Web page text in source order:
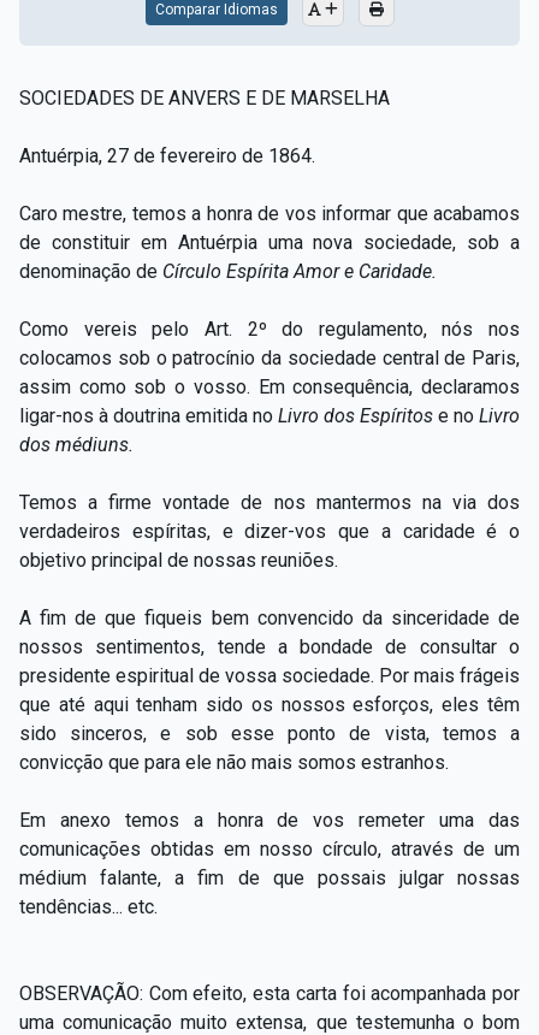
Comparar Idiomas
SOCIEDADES DE ANVERS E DE MARSELHA
Antuérpia, 27 de fevereiro de 1864.
Caro mestre, temos a honra de vos informar que acabamos
de constituir em Antuérpia uma nova sociedade, sob a
denominação de Círculo Espírita Amor e Caridade.
Como vereis pelo Art. 2º do regulamento, nós nos
colocamos sob o patrocínio da sociedade central de Paris,
assim como sob o vosso. Em consequência, declaramos
ligar-nos à doutrina emitida no Livro dos Espíritos e no Livro
dos médiuns.
Temos a firme vontade de nos mantermos na via dos
verdadeiros espíritas, e dizer-vos que a caridade é o
objetivo principal de nossas reuniões.
A fim de que fiqueis bem convencido da sinceridade de
nossos sentimentos, tende a bondade de consultar o
presidente espiritual de vossa sociedade. Por mais frágeis
que até aqui tenham sido os nossos esforços, eles têm
sido sinceros, e sob esse ponto de vista, temos a
convicção que para ele não mais somos estranhos.
Em anexo temos a honra de vos remeter uma das
comunicações obtidas em nosso círculo, através de um
médium falante, a fim de que possais julgar nossas
tendências... etc.
OBSERVAÇÃO: Com efeito, esta carta foi acompanhada por
uma comunicação muito extensa, que testemunha o bom